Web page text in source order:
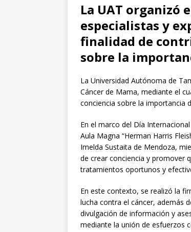
La UAT organizó
especialistas y
finalidad de
sobre la
La Universidad Autónoma de
Cáncer de Mama, mediante el
conciencia sobre la importancia
En el marco del Día
Aula Magna “Herman Harris
Imelda Sustaita de Mendoza,
de crear conciencia y promover
tratamientos oportunos y
En este contexto, se realizó la
lucha contra el cáncer, además
divulgación de información y
mediante la unión de esfuerzos